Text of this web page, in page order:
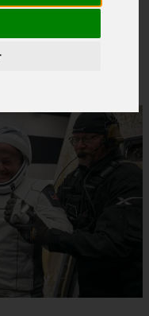
la cúspide de la
social